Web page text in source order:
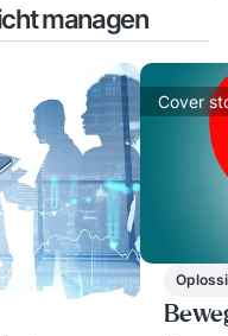
managen
Cover